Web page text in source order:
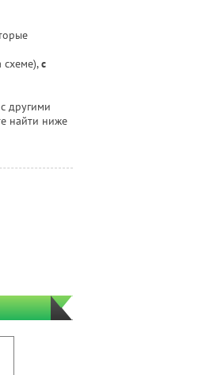
схеме),с
другими
найти ниже